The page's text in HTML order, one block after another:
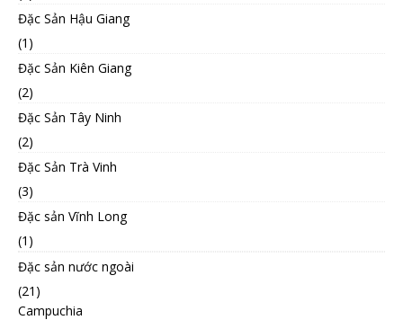
Đặc Sản Hậu Giang
(1)
Đặc Sản Kiên Giang
(2)
Đặc Sản Tây Ninh
(2)
Đặc Sản Trà Vinh
(3)
Đặc sản Vĩnh Long
(1)
Đặc sản nước ngoài
(21)
Campuchia